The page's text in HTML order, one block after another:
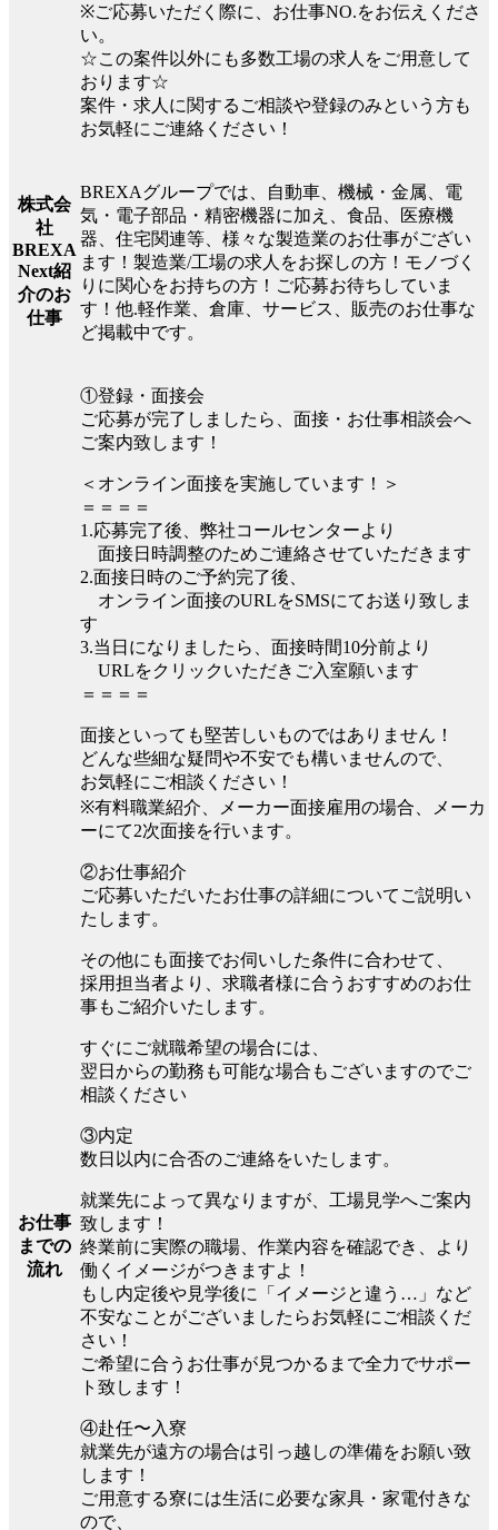
※ご応募いただく際に、お仕事NO.をお伝えくださ
い。
☆この案件以外にも多数工場の求人をご用意して
おります☆
案件・求人に関するご相談や登録のみという方も
お気軽にご連絡ください！
株式会
社
BREXA
Next紹
介のお
仕事
BREXAグループでは、自動車、機械・金属、電
気・電子部品・精密機器に加え、食品、医療機
器、住宅関連等、様々な製造業のお仕事がござい
ます！製造業/工場の求人をお探しの方！モノづく
りに関心をお持ちの方！ご応募お待ちしていま
す！他.軽作業、倉庫、サービス、販売のお仕事な
ど掲載中です。
お仕事
までの
流れ
①登録・面接会
ご応募が完了しましたら、面接・お仕事相談会へ
ご案内致します！
＜オンライン面接を実施しています！＞
＝＝＝＝
1.応募完了後、弊社コールセンターより
面接日時調整のためご連絡させていただきます
2.面接日時のご予約完了後、
オンライン面接のURLをSMSにてお送り致しま
す
3.当日になりましたら、面接時間10分前より
URLをクリックいただきご入室願います
＝＝＝＝
面接といっても堅苦しいものではありません！
どんな些細な疑問や不安でも構いませんので、
お気軽にご相談ください！
※有料職業紹介、メーカー面接雇用の場合、メーカ
ーにて2次面接を行います。
②お仕事紹介
ご応募いただいたお仕事の詳細についてご説明い
たします。
その他にも面接でお伺いした条件に合わせて、
採用担当者より、求職者様に合うおすすめのお仕
事もご紹介いたします。
すぐにご就職希望の場合には、
翌日からの勤務も可能な場合もございますのでご
相談ください
③内定
数日以内に合否のご連絡をいたします。
就業先によって異なりますが、工場見学へご案内
致します！
終業前に実際の職場、作業内容を確認でき、より
働くイメージがつきますよ！
もし内定後や見学後に「イメージと違う…」など
不安なことがございましたらお気軽にご相談くだ
さい！
ご希望に合うお仕事が見つかるまで全力でサポー
ト致します！
④赴任〜入寮
就業先が遠方の場合は引っ越しの準備をお願い致
します！
ご用意する寮には生活に必要な家具・家電付きな
ので、